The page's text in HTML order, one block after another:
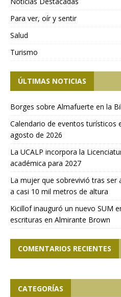
Para ver, oír y sentir
Salud
Turismo
ÚLTIMAS NOTICIAS
Borges sobre Almafuerte en la
Calendario de eventos turísticos
agosto de 2026
La UCALP incorpora la
académica para 2027
La mujer que sobrevivió tras
a casi 10 mil metros de altura
Kicillof inauguró un nuevo SUM
escrituras en Almirante Brown
COMENTARIOS RECIENTES
CATEGORÍAS